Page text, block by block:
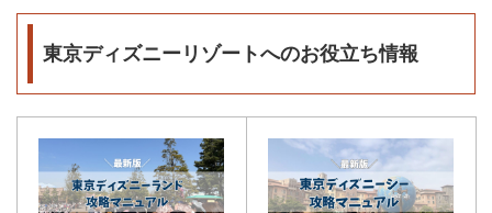
てくださ
環七シャ
ル☆セブ
...
ます。 日程によっては、1日1回と
ディズニーランドに行く前には事
クをした上でお出かけ ...
ツェルのラ
ネバーラン
ー・ティン
ーライドタ
東京ディズニーリゾートへのお役立ち情報